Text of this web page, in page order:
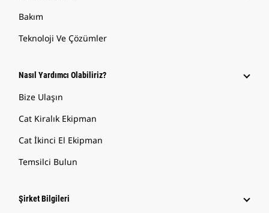
Bakım
Teknoloji Ve Çözümler
Nasıl Yardımcı Olabiliriz?
Bize Ulaşın
Cat Kiralık Ekipman
Cat İkinci El Ekipman
Temsilci Bulun
Şirket Bilgileri